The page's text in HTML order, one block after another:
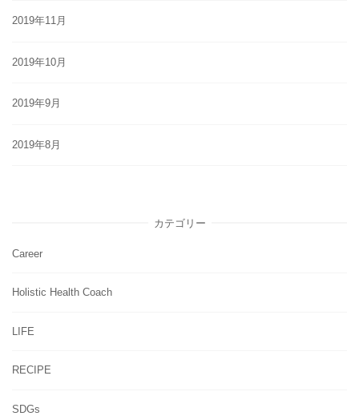
2019年11月
2019年10月
2019年9月
2019年8月
カテゴリー
Career
Holistic Health Coach
LIFE
RECIPE
SDGs